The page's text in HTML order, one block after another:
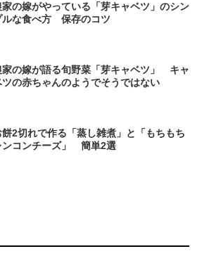
家の嫁がやっている「芽キャベツ」のシン
ルな食べ方 保存のコツ
家の嫁が語る旬野菜「芽キャベツ」 キャ
ツの赤ちゃんのようでそうではない
餅2切れで作る「蒸し雑煮」と「もちもち
ンコンチーズ」 簡単2選